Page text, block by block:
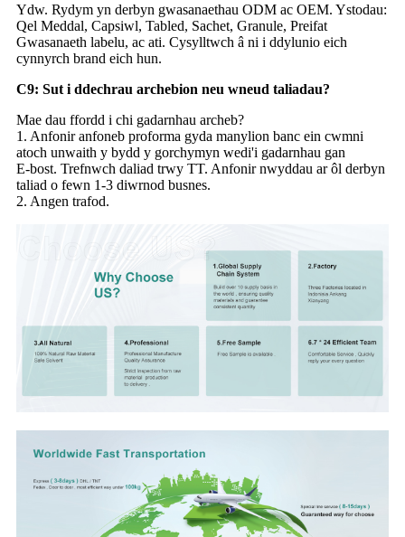
Ydw. Rydym yn derbyn gwasanaethau ODM ac OEM. Ystodau:
Qel Meddal, Capsiwl, Tabled, Sachet, Granule, Preifat
Gwasanaeth labelu, ac ati. Cysylltwch â ni i ddylunio eich
cynnyrch brand eich hun.
C9: Sut i ddechrau archebion neu wneud taliadau?
Mae dau ffordd i chi gadarnhau archeb?
1. Anfonir anfoneb proforma gyda manylion banc ein cwmni
atoch unwaith y bydd y gorchymyn wedi'i gadarnhau gan
E-bost. Trefnwch daliad trwy TT. Anfonir nwyddau ar ôl derbyn
taliad o fewn 1-3 diwrnod busnes.
2. Angen trafod.